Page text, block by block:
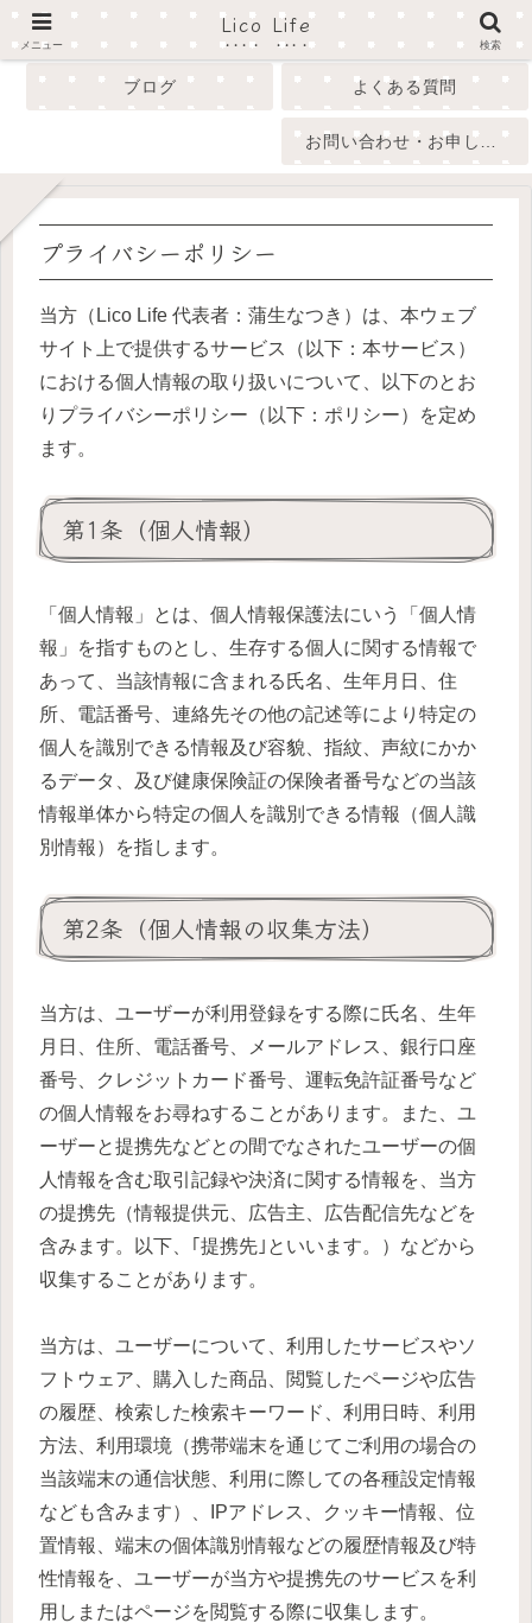
ブログ よくある質問
プライバシーポリシー
当方（Lico Life 代表者：蒲生なつき）は、本ウェブ
サイト上で提供するサービス（以下：本サービス）
における個人情報の取り扱いについて、以下のとお
りプライバシーポリシー（以下：ポリシー）を定め
ます。
第1条（個人情報）
「個人情報」とは、個人情報保護法にいう「個人情
報」を指すものとし、生存する個人に関する情報で
あって、当該情報に含まれる氏名、生年月日、住
所、電話番号、連絡先その他の記述等により特定の
個人を識別できる情報及び容貌、指紋、声紋にかか
るデータ、及び健康保険証の保険者番号などの当該
情報単体から特定の個人を識別できる情報（個人識
別情報）を指します。
第2条（個人情報の収集方法）
当方は、ユーザーが利用登録をする際に氏名、生年
月日、住所、電話番号、メールアドレス、銀行口座
番号、クレジットカード番号、運転免許証番号など
の個人情報をお尋ねすることがあります。また、ユ
ーザーと提携先などとの間でなされたユーザーの個
人情報を含む取引記録や決済に関する情報を、当方
の提携先（情報提供元、広告主、広告配信先などを
含みます。以下、｢提携先｣といいます。）などから
収集することがあります。
当方は、ユーザーについて、利用したサービスやソ
フトウェア、購入した商品、閲覧したページや広告
の履歴、検索した検索キーワード、利用日時、利用
方法、利用環境（携帯端末を通じてご利用の場合の
当該端末の通信状態、利用に際しての各種設定情報
なども含みます）、IPアドレス、クッキー情報、位
置情報、端末の個体識別情報などの履歴情報及び特
性情報を、ユーザーが当方や提携先のサービスを利
用しまたはページを閲覧する際に収集します。
メニュー
Lico Life
検索